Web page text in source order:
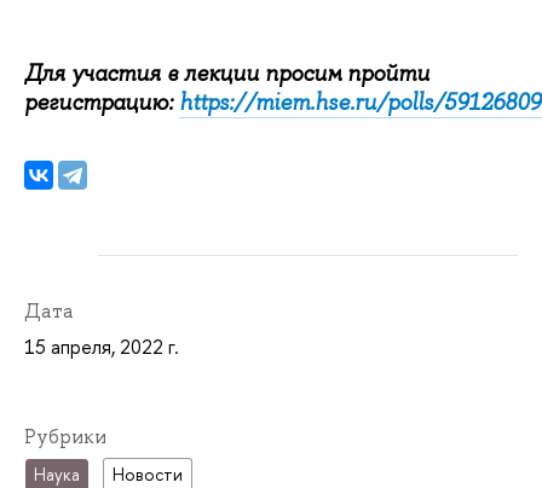
Для участия в лекции просим пройти
регистрацию: https://miem.hse.ru/polls/
Дата
15 апреля, 2022 г.
Рубрики
Наука Новости